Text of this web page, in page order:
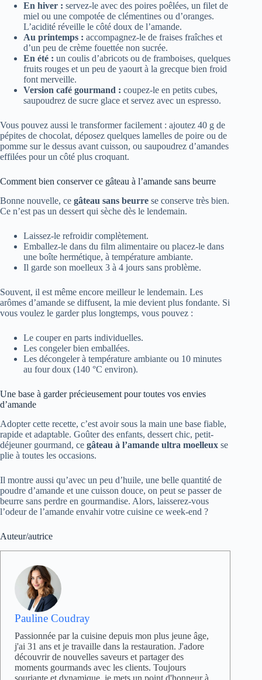
En hiver : servez-le avec des poires poêlées, un filet de
miel ou une compotée de clémentines ou d’oranges.
L’acidité réveille le côté doux de l’amande.
Au printemps : accompagnez-le de fraises fraîches et
d’un peu de crème fouettée non sucrée.
En été : un coulis d’abricots ou de framboises, quelques
fruits rouges et un peu de yaourt à la grecque bien froid
font merveille.
Version café gourmand : coupez-le en petits cubes,
saupoudrez de sucre glace et servez avec un espresso.
Vous pouvez aussi le transformer facilement : ajoutez 40 g de
pépites de chocolat, déposez quelques lamelles de poire ou de
pomme sur le dessus avant cuisson, ou saupoudrez d’amandes
effilées pour un côté plus croquant.
Comment bien conserver ce gâteau à l’amande sans beurre
Bonne nouvelle, ce gâteau sans beurre se conserve très bien.
Ce n’est pas un dessert qui sèche dès le lendemain.
Laissez-le refroidir complètement.
Emballez-le dans du film alimentaire ou placez-le dans
une boîte hermétique, à température ambiante.
Il garde son moelleux 3 à 4 jours sans problème.
Souvent, il est même encore meilleur le lendemain. Les
arômes d’amande se diffusent, la mie devient plus fondante. Si
vous voulez le garder plus longtemps, vous pouvez :
Le couper en parts individuelles.
Les congeler bien emballées.
Les décongeler à température ambiante ou 10 minutes
au four doux (140 °C environ).
Une base à garder précieusement pour toutes vos envies
d’amande
Adopter cette recette, c’est avoir sous la main une base fiable,
rapide et adaptable. Goûter des enfants, dessert chic, petit-
déjeuner gourmand, ce gâteau à l’amande ultra moelleux se
plie à toutes les occasions.
Il montre aussi qu’avec un peu d’huile, une belle quantité de
poudre d’amande et une cuisson douce, on peut se passer de
beurre sans perdre en gourmandise. Alors, laisserez-vous
l’odeur de l’amande envahir votre cuisine ce week-end ?
Auteur/autrice
Pauline Coudray
Passionnée par la cuisine depuis mon plus jeune âge,
j'ai 31 ans et je travaille dans la restauration. J'adore
découvrir de nouvelles saveurs et partager des
moments gourmands avec les clients. Toujours
souriante et dynamique, je mets un point d'honneur à